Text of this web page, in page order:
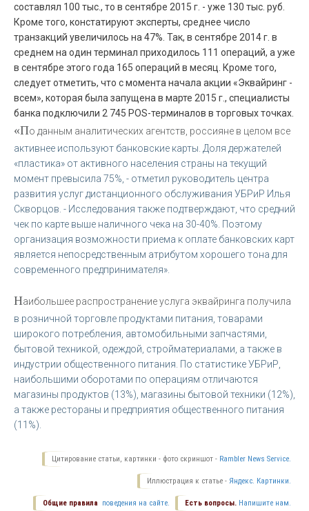
составлял 100 тыс., то в сентябре 2015 г. - уже 130 тыс. руб.
Кроме того, констатируют эксперты, среднее число
транзакций увеличилось на 47%. Так, в сентябре 2014 г. в
среднем на один терминал приходилось 111 операций, а уже
в сентябре этого года 165 операций в месяц. Кроме того,
следует отметить, что с момента начала акции «Эквайринг -
всем», которая была запущена в марте 2015 г., специалисты
банка подключили 2 745 POS-терминалов в торговых точках.
«По данным аналитических агентств, россияне в целом все
активнее используют банковские карты. Доля держателей
«пластика» от активного населения страны на текущий
момент превысила 75%, - отметил руководитель центра
развития услуг дистанционного обслуживания УБРиР Илья
Скворцов. - Исследования также подтверждают, что средний
чек по карте выше наличного чека на 30-40%. Поэтому
организация возможности приема к оплате банковских карт
является непосредственным атрибутом хорошего тона для
современного предпринимателя».
Наибольшее распространение услуга эквайринга получила
в розничной торговле продуктами питания, товарами
широкого потребления, автомобильными запчастями,
бытовой техникой, одеждой, стройматериалами, а также в
индустрии общественного питания. По статистике УБРиР,
наибольшими оборотами по операциям отличаются
магазины продуктов (13%), магазины бытовой техники (12%),
а также рестораны и предприятия общественного питания
(11%).
Цитирование статьи, картинки - фото скриншот - Rambler News Service.
Иллюстрация к статье - Яндекс. Картинки.
Есть вопросы. Напишите нам.
Общие правила поведения на сайте.